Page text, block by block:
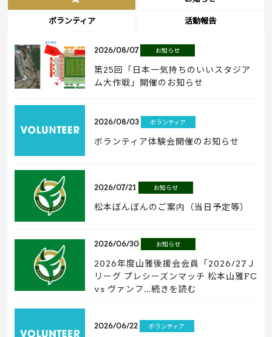
ボランティア 活動報告
2026/08/07 お知らせ
第25回「日本一気持ちのいいスタジア
ム大作戦」開催のお知らせ
2026/08/03 ボランティア
ボランティア体験会開催のお知らせ
2026/07/21 お知らせ
松本ぼんぼんのご案内（当日予定等）
2026/06/30 お知らせ
2026年度山雅後援会会員「2026/27Ｊ
リーグ プレシーズンマッチ 松本山雅FC
vs ヴァンフ...続きを読む
2026/06/22 ボランティア